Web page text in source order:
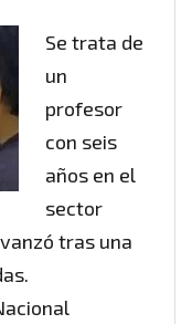
Se trata de
un
profesor
con seis
años en el
sector
tras una